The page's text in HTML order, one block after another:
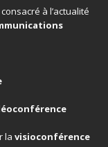
à l’actualité
la visioconférence